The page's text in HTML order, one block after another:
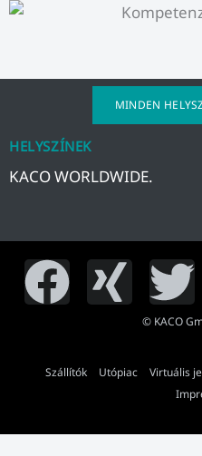
HELYSZÍNEK
KACO WORLDWIDE.
MINDEN
F
a
c
e
X
i
n
g
T
i
t
© KACO
Szállítók Utópiac Virtuális